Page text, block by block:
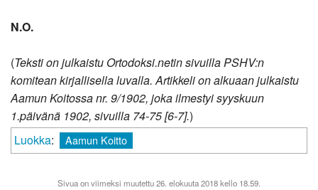
N.O.
(Teksti on julkaistu Ortodoksi.netin sivuilla PSHV:n
komitean kirjallisella luvalla. Artikkeli on alkuaan julkaistu
Aamun Koitossa nr. 9/1902, joka ilmestyi syyskuun
1.päivänä 1902, sivuilla 74-75 [6-7].)
Luokka: Aamun Koitto
Sivua on viimeksi muutettu 26. elokuuta 2018 kello 18.59.